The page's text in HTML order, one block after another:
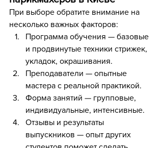
При выборе обратите внимание на
несколько важных факторов:
Программа обучения — базовые
и продвинутые техники стрижек,
укладок, окрашивания.
Преподаватели — опытные
мастера с реальной практикой.
Форма занятий — групповые,
индивидуальные, интенсивные.
Отзывы и результаты
выпускников — опыт других